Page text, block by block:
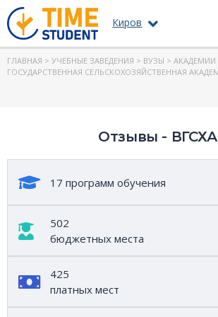
Киров
ГЛАВНАЯ > УЧЕБНЫЕ ЗАВЕДЕНИЯ > ВУЗЫ > АКАДЕМИИ
ГОСУДАРСТВЕННАЯ СЕЛЬСКОХОЗЯЙСТВЕННАЯ
Отзывы - ВГСХА
17 программ обучения
502
бюджетных места
425
платных мест